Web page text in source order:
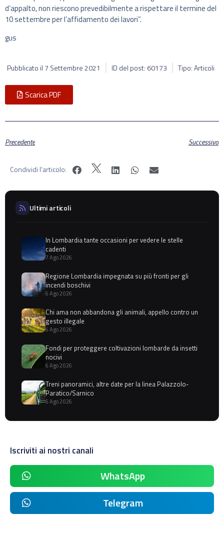
d’appalto, non riescono prevedibilmente a rispettare il termine del
10 settembre per l’affidamento dei lavori”.
gus
Pubblicato il 7 Settembre 2021 ID del post: 60173 Tipo: Articoli
Scarica PDF
Precedente Successivo
Condividi l'articolo:
Ultimi articoli
In Lombardia tante occasioni per vedere le stelle
cadenti
7 Ago 2026
Regione Lombardia impegnata su più fronti per gli
incendi boschivi
6 Ago 2026
Chi ama non abbandona gli animali, appello contro un
gesto illegale
6 Ago 2026
Fondi per proteggere coltivazioni lombarde da insetti
nocivi
6 Ago 2026
Treni panoramici, altre date per la linea Palazzolo-
Paratico/Sarnico
6 Ago 2026
Iscriviti ai nostri canali
WhatsApp
Telegram